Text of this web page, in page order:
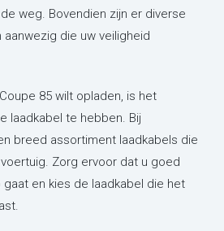
weg. Bovendien zijn er diverse
die uw veiligheid
85 wilt opladen, is het
laadkabel te hebben. Bij
breed assortiment laadkabels die
Zorg ervoor dat u goed
en kies de laadkabel die het